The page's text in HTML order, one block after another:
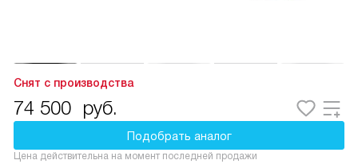
Снят с производства
74 500 руб.
Подобрать аналог
Цена действительна на момент последней продажи